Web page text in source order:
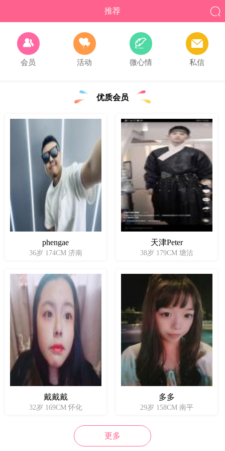
推荐 

会员

活动

微心情

私信
优质会员
phengae
36岁 174CM 济南
天津Peter
38岁 179CM 塘沽
戴戴戴
32岁 169CM 怀化
多多
29岁 158CM 南平
更多